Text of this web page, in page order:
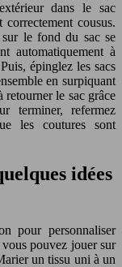
dans le sac
cousus.
sur le fond du sac se
automatiquement à
épinglez les sacs
en surpiquant
retourner le sac grâce
terminer, refermez
les coutures sont
idées
pour personnaliser
pouvez jouer sur
un tissu uni à un